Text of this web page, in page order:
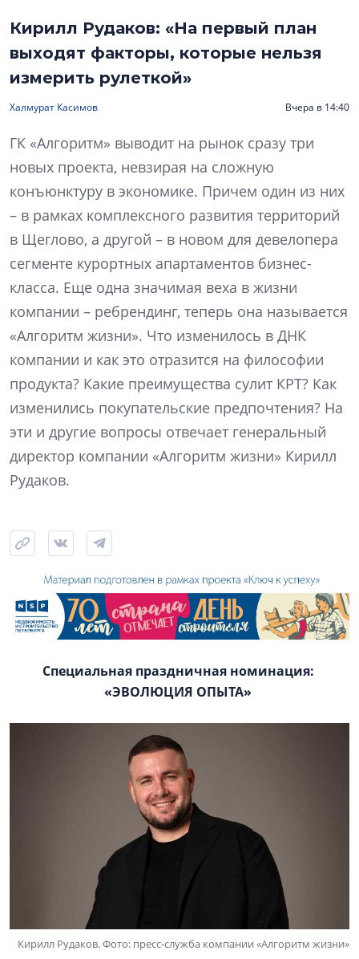
Кирилл Рудаков: «На первый план
выходят факторы, которые нельзя
измерить рулеткой»
Халмурат Касимов Вчера в 14:40
ГК «Алгоритм» выводит на рынок сразу три
новых проекта, невзирая на сложную
конъюнктуру в экономике. Причем один из них
– в рамках комплексного развития территорий
в Щеглово, а другой – в новом для девелопера
сегменте курортных апартаментов бизнес-
класса. Еще одна значимая веха в жизни
компании – ребрендинг, теперь она называется
«Алгоритм жизни». Что изменилось в ДНК
компании и как это отразится на философии
продукта? Какие преимущества сулит КРТ? Как
изменились покупательские предпочтения? На
эти и другие вопросы отвечает генеральный
директор компании «Алгоритм жизни» Кирилл
Рудаков.
Специальная праздничная номинация:
«ЭВОЛЮЦИЯ ОПЫТА»
Кирилл Рудаков. Фото: пресс-служба компании «Алгоритм жизни»